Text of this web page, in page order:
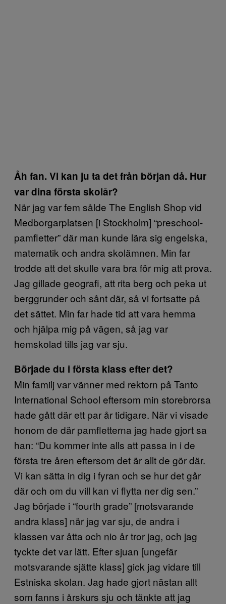
Åh fan. Vi kan ju ta det från början då. Hur
var dina första skolår?
När jag var fem sålde The English Shop vid
Medborgarplatsen [i Stockholm] “preschool-
pamfletter” där man kunde lära sig engelska,
matematik och andra skolämnen. Min far
trodde att det skulle vara bra för mig att prova.
Jag gillade geografi, att rita berg och peka ut
berggrunder och sånt där, så vi fortsatte på
det sättet. Min far hade tid att vara hemma
och hjälpa mig på vägen, så jag var
hemskolad tills jag var sju.
Började du i första klass efter det?
Min familj var vänner med rektorn på Tanto
International School eftersom min storebrorsa
hade gått där ett par år tidigare. När vi visade
honom de där pamfletterna jag hade gjort sa
han: “Du kommer inte alls att passa in i de
första tre åren eftersom det är allt de gör där.
Vi kan sätta in dig i fyran och se hur det går
där och om du vill kan vi flytta ner dig sen.”
Jag började i “fourth grade” [motsvarande
andra klass] när jag var sju, de andra i
klassen var åtta och nio år tror jag, och jag
tyckte det var lätt. Efter sjuan [ungefär
motsvarande sjätte klass] gick jag vidare till
Estniska skolan. Jag hade gjort nästan allt
som fanns i årskurs sju och tänkte att jag